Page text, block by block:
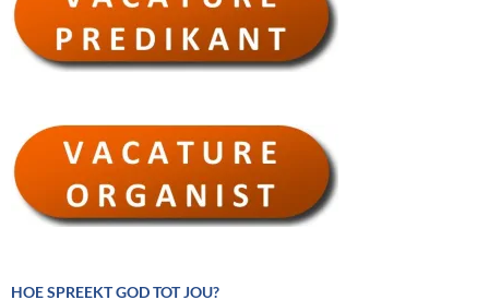
HOE SPREEKT GOD TOT JOU?